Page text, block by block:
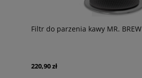
Filtr do parzenia kawy MR. BREW
220,90 zł